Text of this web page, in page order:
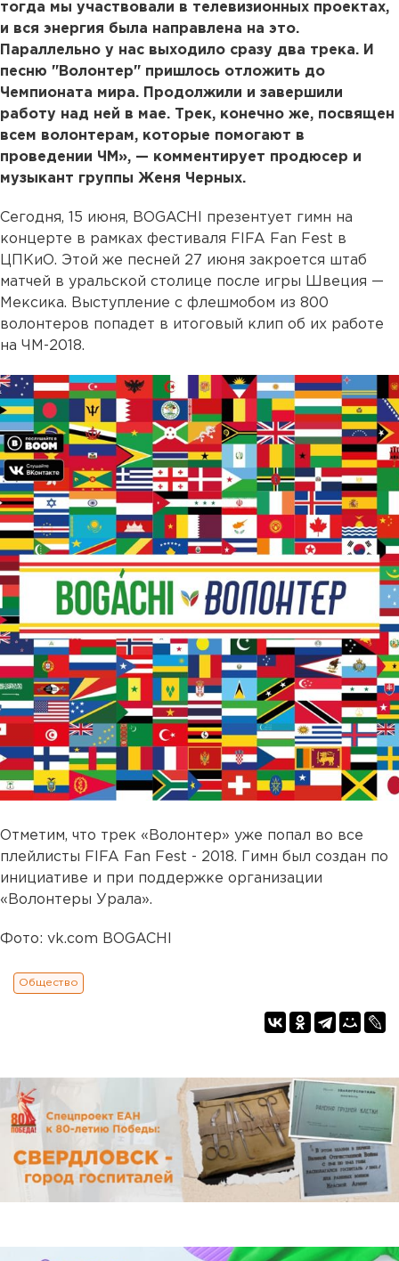
тогда мы участвовали в телевизионных проектах,
и вся энергия была направлена на это.
Параллельно у нас выходило сразу два трека. И
песню "Волонтер" пришлось отложить до
Чемпионата мира. Продолжили и завершили
работу над ней в мае. Трек, конечно же, посвящен
всем волонтерам, которые помогают в
проведении ЧМ», — комментирует продюсер и
музыкант группы Женя Черных.
Сегодня, 15 июня, BOGACHI презентует гимн на
концерте в рамках фестиваля FIFA Fan Fest в
ЦПКиО. Этой же песней 27 июня закроется штаб
матчей в уральской столице после игры Швеция —
Мексика. Выступление с флешмобом из 800
волонтеров попадет в итоговый клип об их работе
на ЧМ-2018.
Отметим, что трек «Волонтер» уже попал во все
плейлисты FIFA Fan Fest - 2018. Гимн был создан по
инициативе и при поддержке организации
«Волонтеры Урала».
Фото: vk.com BOGACHI
Общество